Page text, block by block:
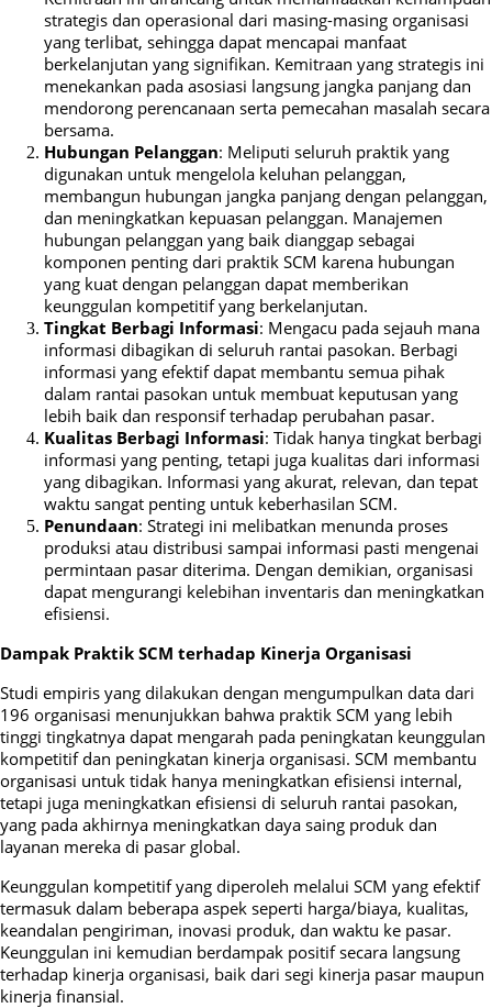
strategis dan operasional dari masing-masing organisasi
yang terlibat, sehingga dapat mencapai manfaat
berkelanjutan yang signifikan. Kemitraan yang strategis ini
menekankan pada asosiasi langsung jangka panjang dan
mendorong perencanaan serta pemecahan masalah secara
bersama.
Hubungan Pelanggan: Meliputi seluruh praktik yang
digunakan untuk mengelola keluhan pelanggan,
membangun hubungan jangka panjang dengan pelanggan,
dan meningkatkan kepuasan pelanggan. Manajemen
hubungan pelanggan yang baik dianggap sebagai
komponen penting dari praktik SCM karena hubungan
yang kuat dengan pelanggan dapat memberikan
keunggulan kompetitif yang berkelanjutan.
Tingkat Berbagi Informasi: Mengacu pada sejauh mana
informasi dibagikan di seluruh rantai pasokan. Berbagi
informasi yang efektif dapat membantu semua pihak
dalam rantai pasokan untuk membuat keputusan yang
lebih baik dan responsif terhadap perubahan pasar.
Kualitas Berbagi Informasi: Tidak hanya tingkat berbagi
informasi yang penting, tetapi juga kualitas dari informasi
yang dibagikan. Informasi yang akurat, relevan, dan tepat
waktu sangat penting untuk keberhasilan SCM.
Penundaan: Strategi ini melibatkan menunda proses
produksi atau distribusi sampai informasi pasti mengenai
permintaan pasar diterima. Dengan demikian, organisasi
dapat mengurangi kelebihan inventaris dan meningkatkan
efisiensi.
Dampak Praktik SCM terhadap Kinerja Organisasi
Studi empiris yang dilakukan dengan mengumpulkan data dari
196 organisasi menunjukkan bahwa praktik SCM yang lebih
tinggi tingkatnya dapat mengarah pada peningkatan keunggulan
kompetitif dan peningkatan kinerja organisasi. SCM membantu
organisasi untuk tidak hanya meningkatkan efisiensi internal,
tetapi juga meningkatkan efisiensi di seluruh rantai pasokan,
yang pada akhirnya meningkatkan daya saing produk dan
layanan mereka di pasar global.
Keunggulan kompetitif yang diperoleh melalui SCM yang efektif
termasuk dalam beberapa aspek seperti harga/biaya, kualitas,
keandalan pengiriman, inovasi produk, dan waktu ke pasar.
Keunggulan ini kemudian berdampak positif secara langsung
terhadap kinerja organisasi, baik dari segi kinerja pasar maupun
kinerja finansial.